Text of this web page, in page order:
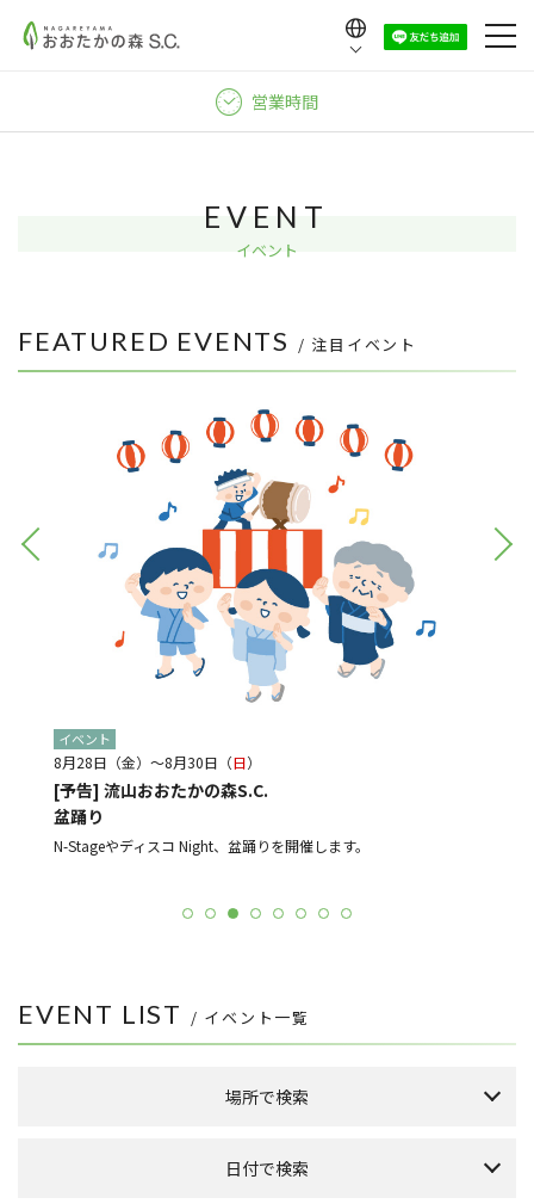
営業時間
EVENT
イベント
FEATURED EVENTS / 注目イベント
イベント
8月28日（金）～8月30日（日）
[予告] 流山おおたかの森S.C.
盆踊り
N-Stageやディスコ Night、盆踊りを開催します。
EVENT LIST / イベント一覧
場所で検索
日付で検索